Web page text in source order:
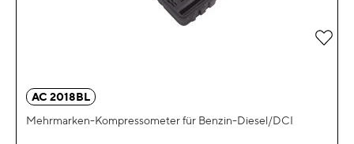
AC 2018BL
Mehrmarken-Kompressometer für Benzin-Diesel/DCI
Zur